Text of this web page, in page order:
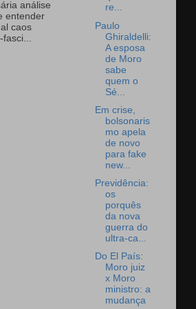
análise
entender
caos
re...
Paulo
Ghiraldelli:
A esposa
de Moro
sabe
quem o
Sé...
Em crise,
bolsonaris
mo apela
de novo
para fake
new...
Previdência:
os
porquês
da nova
guerra do
ultra-ca...
Do El País:
Moro juiz
x Moro
ministro: a
mudança